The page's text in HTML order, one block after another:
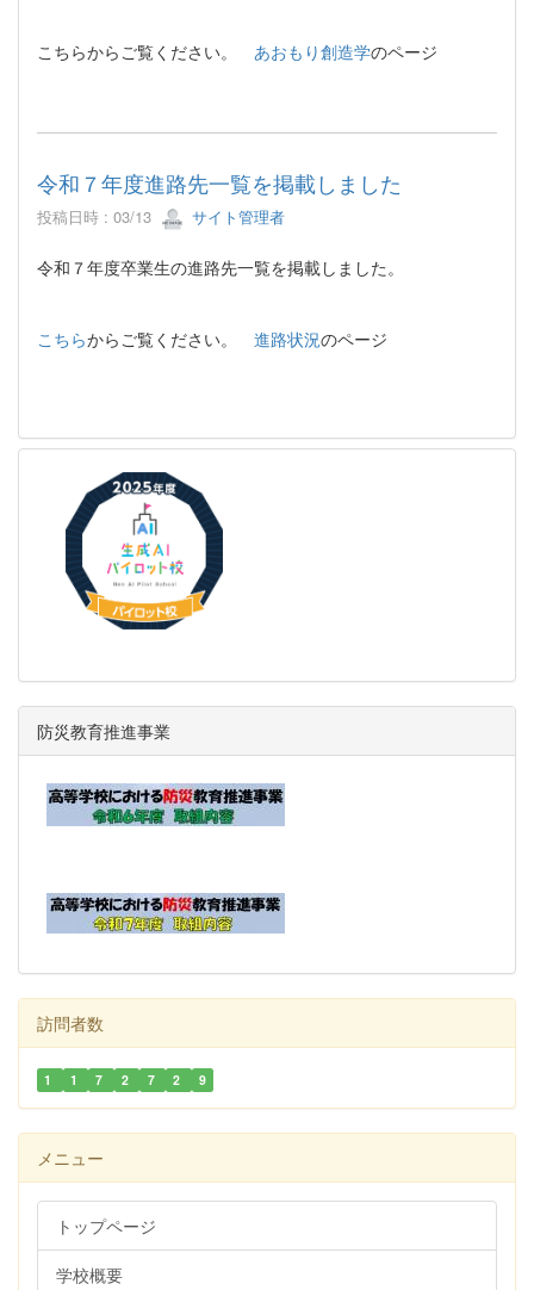
こちらからご覧ください。 あおもり創造学のページ
令和７年度進路先一覧を掲載しました
投稿日時 : 03/13 サイト管理者
令和７年度卒業生の進路先一覧を掲載しました。
こちらからご覧ください。 進路状況のページ
防災教育推進事業
訪問者数
1 1 7 2 7 2 9
メニュー
トップページ
学校概要